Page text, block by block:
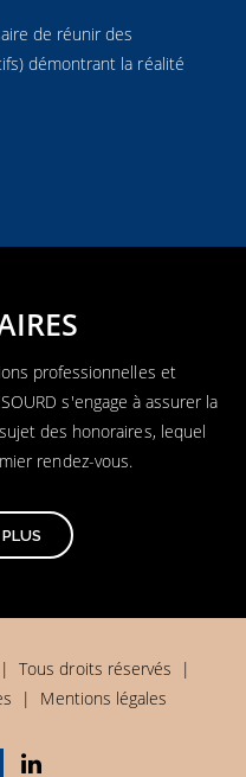
de réunir des
démontrant la réalité
professionnelles et
s'engage à assurer la
des honoraires, lequel
rendez-vous.
PLUS
Tous droits réservés |
| Mentions légales